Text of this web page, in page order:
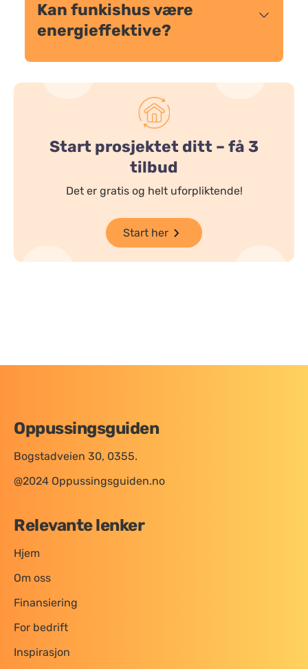
Kan funkishus være
energieffektive?
Start prosjektet ditt – få 3
tilbud
Det er gratis og helt uforpliktende!
Start her
Oppussingsguiden
Bogstadveien 30, 0355.
@2024 Oppussingsguiden.no
Relevante lenker
Hjem
Om oss
Finansiering
For bedrift
Inspirasjon